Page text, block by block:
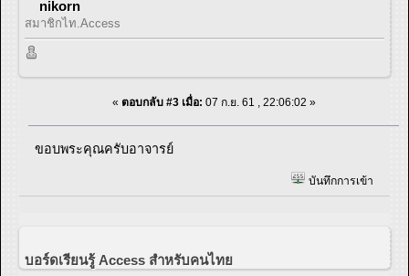
nikorn
สมาชิกไท.Access
« ตอบกลับ #3 เมื่อ: 07 ก.ย. 61 , 22:06:02 »
ขอบพระคุณครับอาจารย์
บันทึกการเข้า
บอร์ดเรียนรู้ Access สำหรับคนไทย